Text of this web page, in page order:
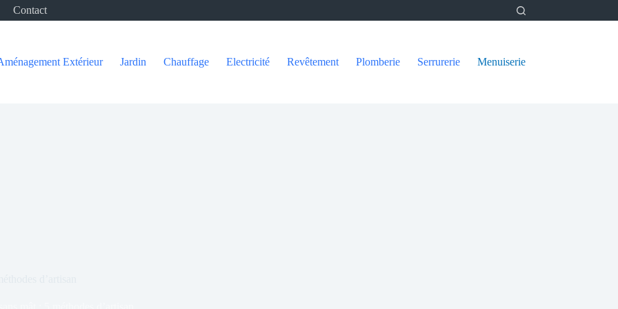
Contact
Extérieur Jardin Chauffage Electricité Revêtement Plomberie Serrurerie Menuiserie